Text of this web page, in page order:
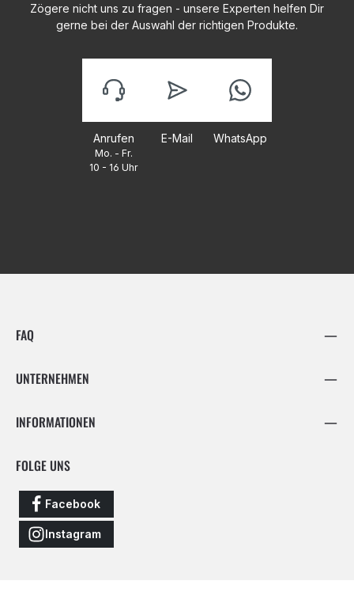
Zögere nicht uns zu fragen - unsere Experten helfen Dir
gerne bei der Auswahl der richtigen Produkte.
Anrufen
Mo. - Fr.
10 - 16 Uhr
E-Mail WhatsApp
FAQ
UNTERNEHMEN
INFORMATIONEN
FOLGE UNS
Facebook
Instagram